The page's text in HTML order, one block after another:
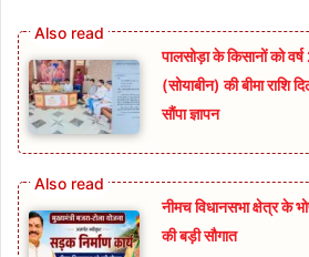
पालसोड़ा के किसानों को
(सोयाबीन) की बीमा राशि
सौंपा ज्ञापन
नीमच विधानसभा क्षेत्र के
की बड़ी सौगात